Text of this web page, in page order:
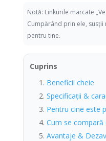
Notă: Linkurile marcate
Cumpărând prin ele,
pentru tine.
Cuprins
Beneficii cheie
Specificații &
Pentru cine este
Cum se compară
Avantaje &